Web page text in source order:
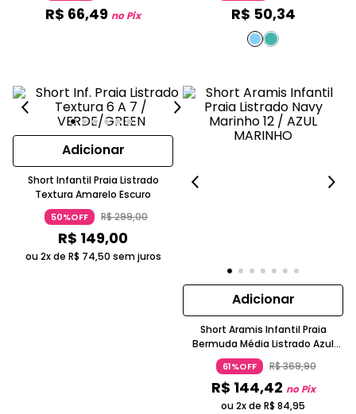
R$ 66,49 no Pix R$ 50,34
Adicionar
Short Infantil Praia Listrado
Textura Amarelo Escuro
50%OFF R$299,00
R$ 149,00
ou 2x de R$ 74,50 sem juros
Adicionar
Short Aramis Infantil Praia
Bermuda Média Listrado Azul
Claro
61%OFF R$369,90
R$ 144,42 no Pix
ou 2x de R$ 84,95